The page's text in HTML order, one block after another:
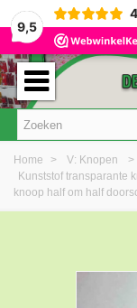
9,5
Home > V: Knopen
>
Kunststof transparante
knoop half om half